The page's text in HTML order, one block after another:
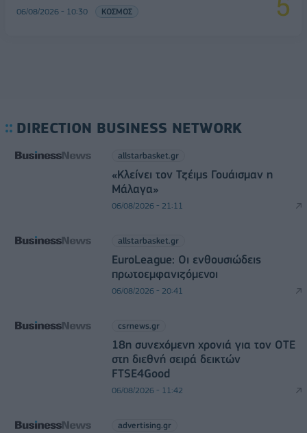
06/08/2026 - 10:30 ΚΟΣΜΟΣ
DIRECTION BUSINESS NETWORK
allstarbasket.gr
«Κλείνει τον Τζέιμς Γουάισμαν η
Μάλαγα»
06/08/2026 - 21:11
allstarbasket.gr
EuroLeague: Οι ενθουσιώδεις
πρωτοεμφανιζόμενοι
06/08/2026 - 20:41
csrnews.gr
18η συνεχόμενη χρονιά για τον ΟΤΕ
στη διεθνή σειρά δεικτών
FTSE4Good
06/08/2026 - 11:42
advertising.gr